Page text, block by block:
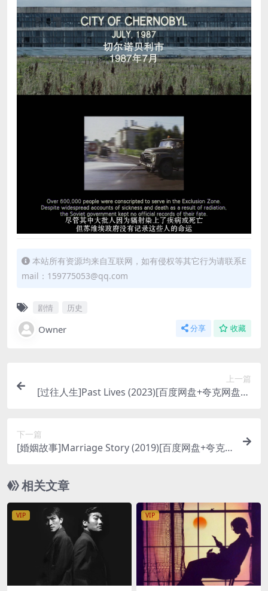
本站所有资源均来自互联网，如有侵权等其它行为请联系E
mail：159775053@qq.com
剧情 历史
Owner 分享 收藏
上一篇
[过往人生]Past Lives (2023)[百度网盘+夸克网盘10
下一篇
[婚姻故事]Marriage Story (2019)[百度网盘+夸克
P4/8.9GB][中英字幕]
相关文章
VIP VIP